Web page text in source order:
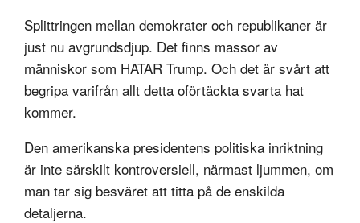
Splittringen mellan demokrater och republikaner är
just nu avgrundsdjup. Det finns massor av
människor som HATAR Trump. Och det är svårt att
begripa varifrån allt detta oförtäckta svarta hat
kommer.
Den amerikanska presidentens politiska inriktning
är inte särskilt kontroversiell, närmast ljummen, om
man tar sig besväret att titta på de enskilda
detaljerna.